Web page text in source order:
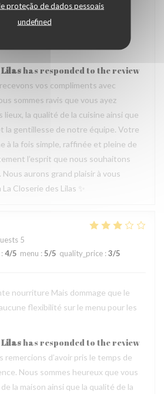
proteção de dados pessoais
undefined
Cuisine simple et raffiné au
Location charmante, pour un
de retourner plusieur fois. Je
Lilas has responded to the review
vos compliments avec
sommes ravis que vous ayez
lieux, la qualité de la cuisine ainsi que
la gentillesse de notre équipe. Votre
à la fois simple, raffinée et pleine de
l’esprit que nous souhaitons
aurons grand plaisir à vous
Closerie des Lilas ✨
5
: 4/5 menu : 5/5 quality_price : 3/5
nourriture Mais dommage que le
flexibilité sur le menu pour les
Lilashas responded to the review
remercions d’avoir pris le temps de
Nous sommes heureux que vous
la maison ainsi que la qualité de la